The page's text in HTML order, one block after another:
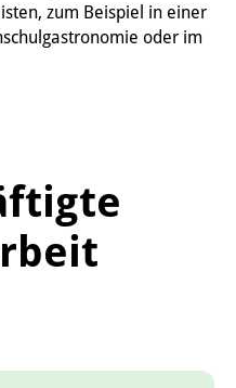
zum Beispiel in einer
oder im